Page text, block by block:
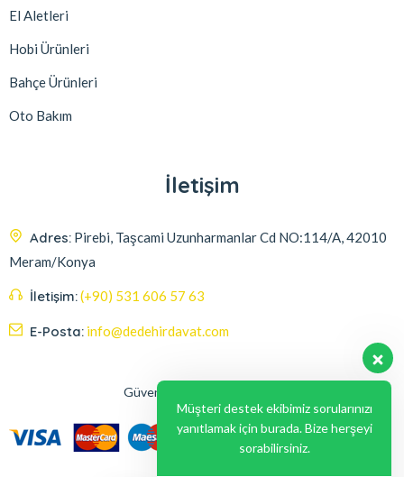
El Aletleri
Hobi Ürünleri
Bahçe Ürünleri
Oto Bakım
İletişim
Adres: Pirebi, Taşcami Uzunharmanlar Cd NO:114/A, 42010
Meram/Konya
İletişim:(+90) 531 606 57 63
E-Posta: info@dedehirdavat.com
Güvenli Ödeme Seçenekleri
Müşteri destek ekibimiz sorularınızı
yanıtlamak için burada. Bize herşeyi
sorabilirsiniz.